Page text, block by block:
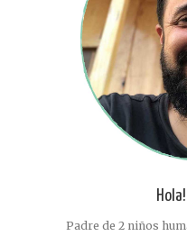
Padre de 2 niños